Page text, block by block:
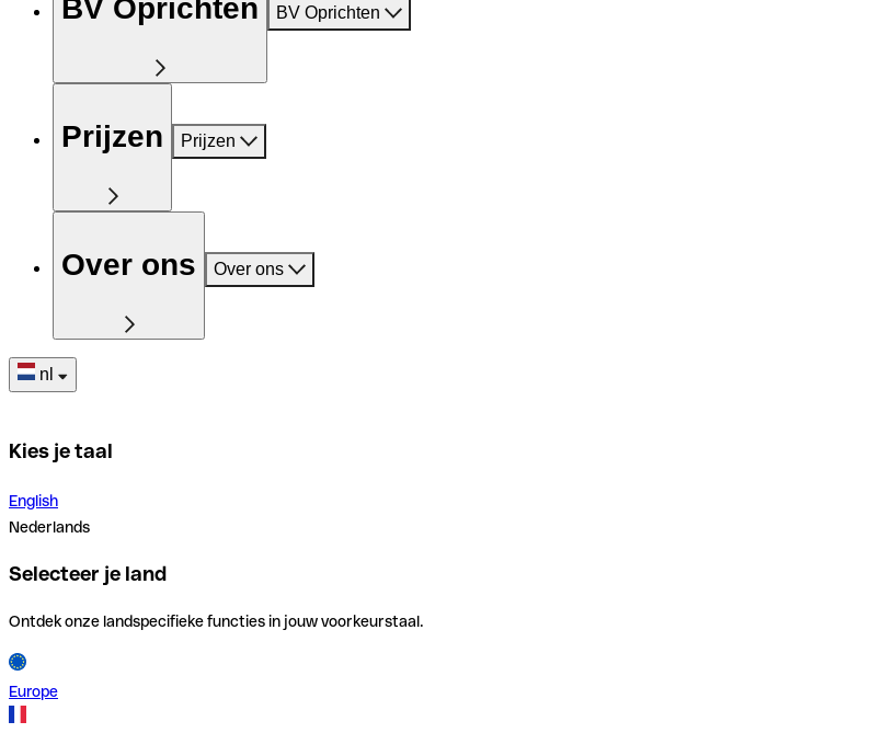
BV Oprichten BV Oprichten
Prijzen Prijzen
Over ons Over ons
nl
Kies je taal
English
Nederlands
Selecteer je land
Ontdek onze landspecifieke functies in jouw voorkeurstaal.
Europe